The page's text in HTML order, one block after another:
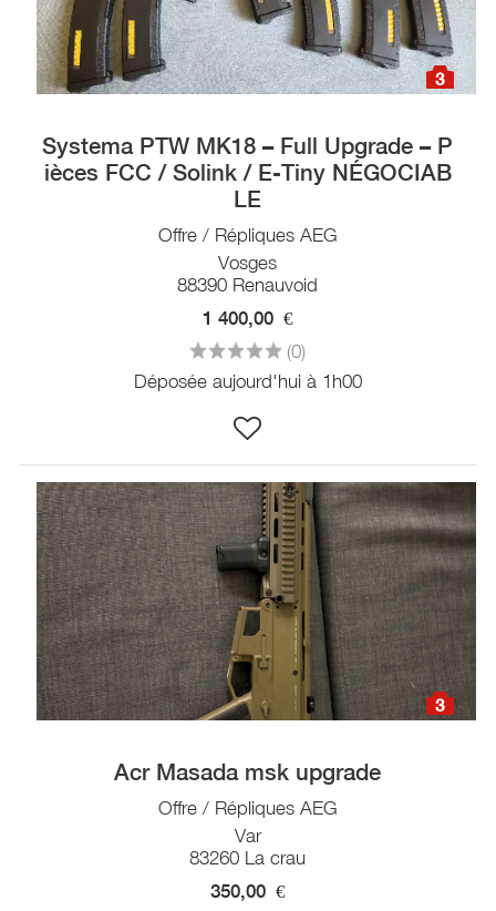
3
Systema PTW MK18 – Full Upgrade – P
ièces FCC / Solink / E-Tiny NÉGOCIAB
LE
Offre / Répliques AEG
Vosges
88390 Renauvoid
1 400,00 €
(0)
Déposée aujourd'hui à 1h00
3
Acr Masada msk upgrade
Offre / Répliques AEG
Var
83260 La crau
350,00 €